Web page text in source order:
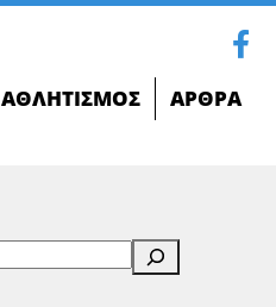
ΑΘΛΗΤΙΣΜΌΣ ΆΡΘΡΑ